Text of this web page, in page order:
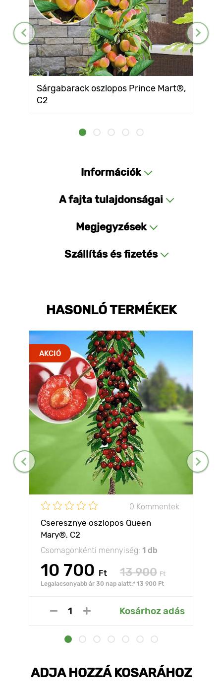
Sárgabarack oszlopos Prince Mart®,
C2
Információk
A fajta tulajdonságai
Megjegyzések
Szállítás és fizetés
HASONLÓ TERMÉKEK
AKCIÓ
0 Kommentek
Cseresznye oszlopos Queen
Mary®, C2
Csomagonkénti mennyiség: 1 db
10 700 Ft 13 900 Ft
Legalacsonyabb ár 30 nap alatt:* 13 900 Ft
Kosárhoz adás
ADJA HOZZÁ KOSARÁHOZ